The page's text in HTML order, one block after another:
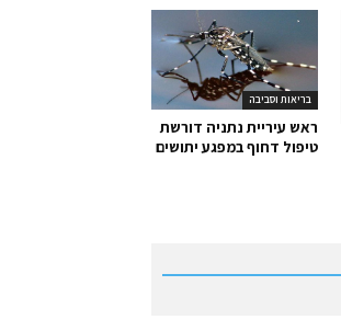
בריאות וסביבה
ראש עיריית נתניה דורשת
טיפול דחוף במפגע יתושים